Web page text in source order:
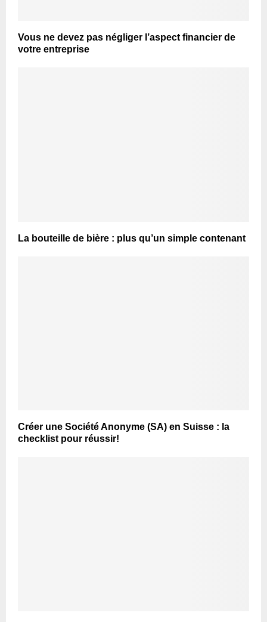
Vous ne devez pas négliger l’aspect financier de
votre entreprise
La bouteille de bière : plus qu’un simple contenant
Créer une Société Anonyme (SA) en Suisse : la
checklist pour réussir!